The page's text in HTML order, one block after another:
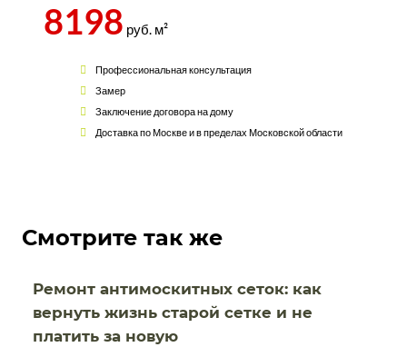
8198 руб. м²
Профессиональная консультация
Замер
Заключение договора на дому
Доставка по Москве и в пределах Московской области
Смотрите так же
Ремонт антимоскитных сеток: как
вернуть жизнь старой сетке и не
платить за новую